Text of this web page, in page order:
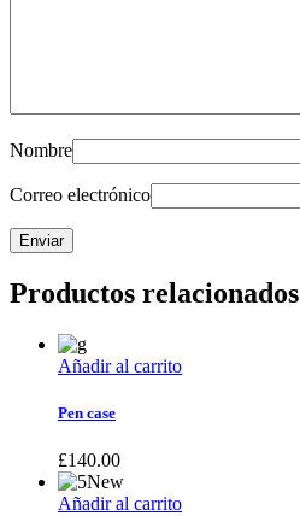
Nombre
Correo electrónico
Productos relacionados
Añadir al carrito
Pen case
£140.00
New
Añadir al carrito